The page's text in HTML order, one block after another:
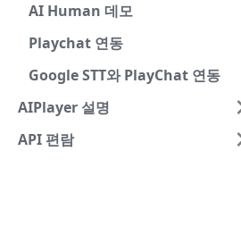
AI Human 데모
Playchat 연동
Google STT와 PlayChat 연동
AIPlayer 설명
API 편람